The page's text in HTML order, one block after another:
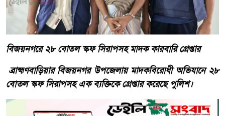
বিজয়নগরে ২৮ বোতল স্কফ সিরাপসহ মাদক কারবারি গ্রেপ্তার
ব্রাহ্মণবাড়িয়ার বিজয়নগর উপজেলায় মাদকবিরোধী অভিযানে ২৮
বোতল স্কফ সিরাপসহ এক ব্যক্তিকে গ্রেপ্তার করেছে পুলিশ।